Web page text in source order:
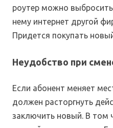
роутер можно
нему интернет другой
Придется покупать
Неудобство при
Если абонент меняет
должен расторгнуть
заключить новый. В том